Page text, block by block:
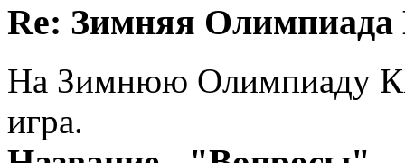
Re: Зимняя Олимпиада
На Зимнюю Олимпиаду
игра.